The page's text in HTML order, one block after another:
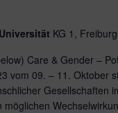
KG 1,
Care & Gender –
vom 09. – 11. Oktober
Gesellschaften
möglichen